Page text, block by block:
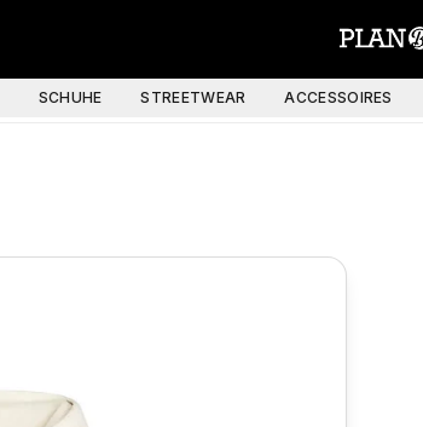
SCHUHE STREETWEAR ACCESSOIRES